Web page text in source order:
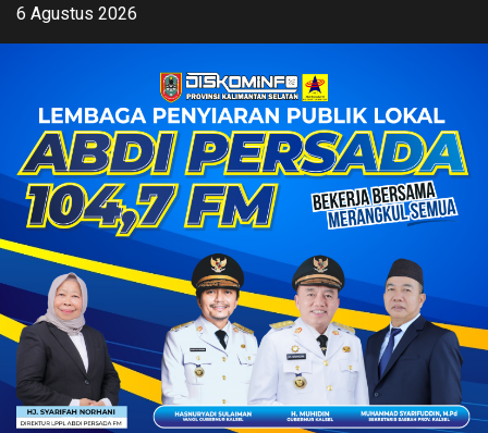
Skip6 Agustus 2026